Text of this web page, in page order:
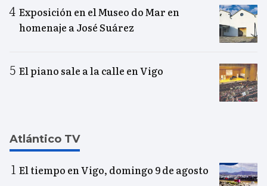
Exposición en el Museo do Mar en
homenaje a José Suárez
El piano sale a la calle en Vigo
Atlántico TV
El tiempo en Vigo, domingo 9 de agosto